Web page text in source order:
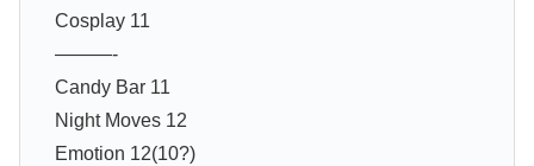
Cosplay 11
———-
Candy Bar 11
Night Moves 12
Emotion 12(10?)